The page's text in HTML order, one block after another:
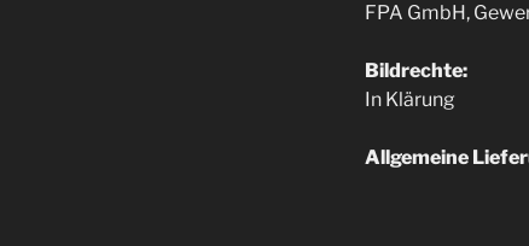
FPA GmbH,
Bildrechte:
In Klärung
Allgemeine